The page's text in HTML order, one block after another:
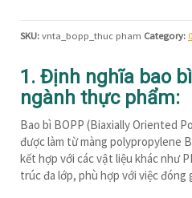
SKU: vnta_bopp_thuc pham Category:
1. Định nghĩa bao
ngành thực phẩm:
Bao bì BOPP (Biaxially Oriented
được làm từ màng polypropylene
kết hợp với các vật liệu khác như
trúc đa lớp, phù hợp với việc đóng